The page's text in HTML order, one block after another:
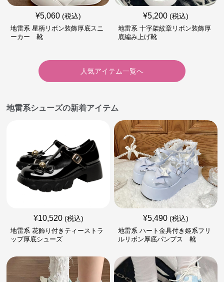
¥5,060 (税込)
地雷系 星柄リボン装飾厚底スニ
ーカー 靴
¥5,200 (税込)
地雷系 十字架紋章リボン装飾厚
底編み上げ靴
人気アイテム一覧へ
地雷系シューズの新着アイテム
¥10,520 (税込)
地雷系 花飾り付きティーストラ
ップ厚底シューズ
¥5,490 (税込)
地雷系 ハート金具付き姫系フリ
ルリボン厚底パンプス 靴